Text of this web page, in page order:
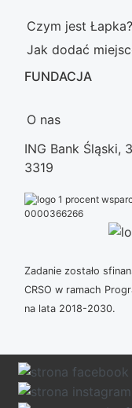
Czym jest Łapka?
Jak dodać
FUNDACJA
O nas
ING Bank Śląski,
3319
0000366266
Zadanie zostało
CRSO w ramach
na lata 2018-2030.